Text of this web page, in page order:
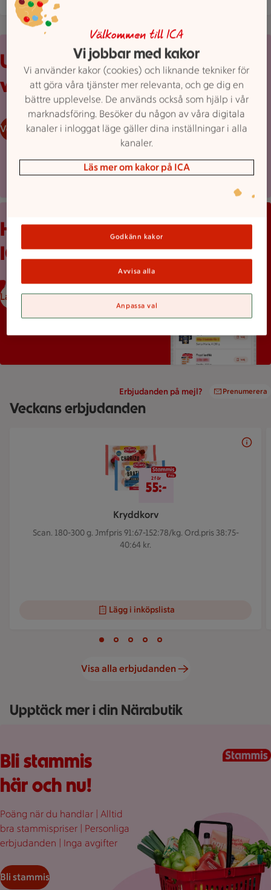
Uppvikt reklamblad från ICA med erbjudanden och
Upptäck
veckans erbjudanden
Veckans reklamblad
Håll koll med
ICA-appen
Ladda ned ICA-appen
Erbjudanden på mejl? Prenumerera
Veckans erbjudanden
Bildspel med 5 bilder.
Kryddkorv
Scan. 180-300 g. Jmfpris 91:67-152:78/kg. Ord.pris 38:75-
40:64 kr.
2 för 55 kr
2 för
55:-
Lägg i inköpslista
Bild 1 av 5
Bild 2 av 5
Bild 3 av 5Bild 4 av 5
Visa alla erbjudanden
Upptäck mer i din Närabutik
Bli stammis
här och nu!
Poäng när du handlar | Alltid
bra stammispriser | Personliga
erbjudanden | Inga avgifter
Bli stammis
Välkommen till ICA
Vi jobbar med kakor
Vi använder kakor (cookies) och liknande tekniker för
att göra våra tjänster mer relevanta, och ge dig en
bättre upplevelse. De används också som hjälp i vår
marknadsföring. Besöker du någon av våra digitala
kanaler i inloggat läge gäller dina inställningar i alla
kanaler.
Läs mer om kakor på ICA
Godkänn kakor
Avvisa alla
Anpassa val